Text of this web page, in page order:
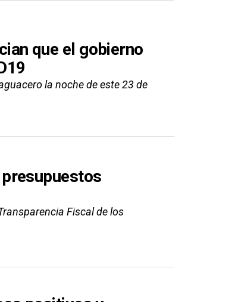
que el gobierno
la noche de este 23 de
Fiscal de los